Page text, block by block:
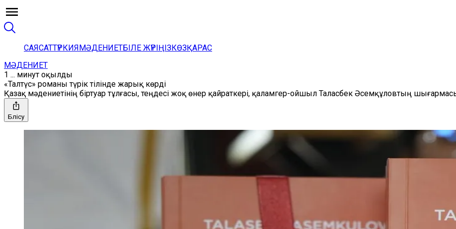
САЯСАТТҮРКИЯМӘДЕНИЕТБІЛЕ ЖҮРІҢІЗКӨЗҚАРАС
МӘДЕНИЕТ
1 ... минут оқылды
«Талтүс» романы түрік тілінде жарық көрді
Қазақ мәдениетінің біртуар тұлғасы, теңдесі жоқ өнер қайраткері, қаламгер-ойшыл Таласбек Әсемқұловтың
Бөлісу